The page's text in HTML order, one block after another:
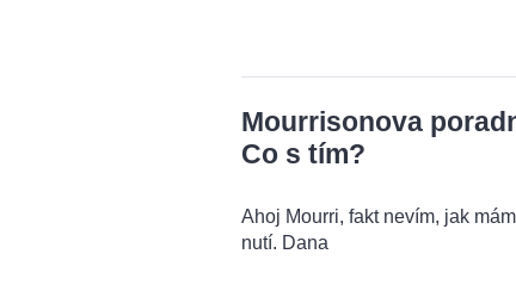
Mourrisonova
Co s tím?
Ahoj Mourri, fakt nevím, jak
nutí. Dana